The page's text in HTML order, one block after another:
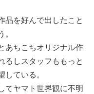
品を好んで出したこと
。
あちこちオリジナル作
るしスタッフももっと
している。
てヤマト世界観に不明